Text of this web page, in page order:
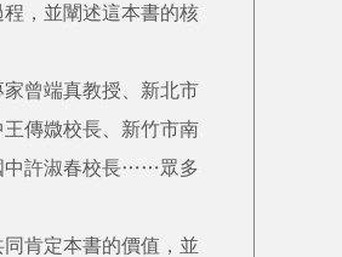
，並闡述這本書的核
曾端真教授、新北市
傳媺校長、新竹市南
中許淑春校長……眾多
肯定本書的價值，並